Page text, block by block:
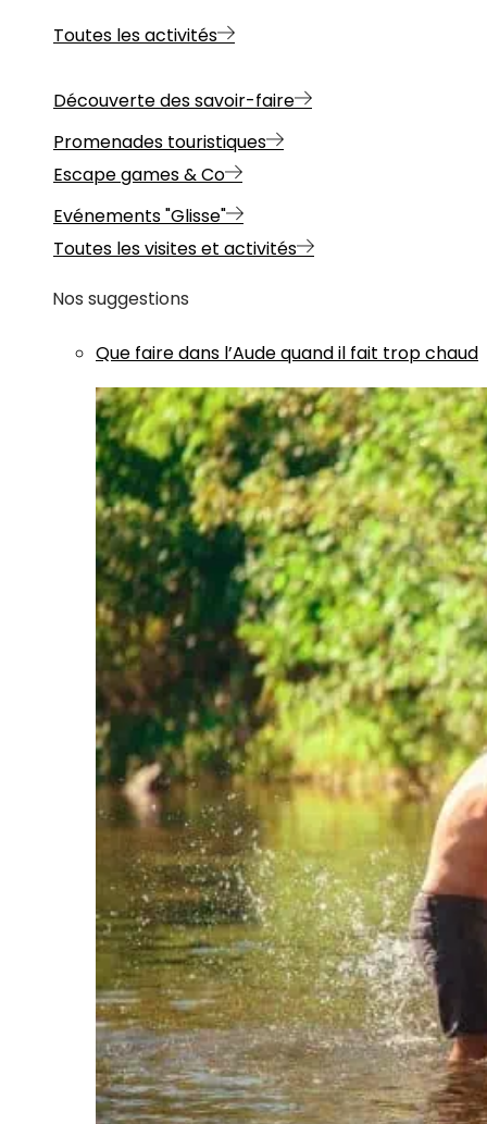
Toutes les activités
Découverte des savoir-faire
Promenades touristiques
Escape games & Co
Evénements "Glisse"
Toutes les visites et activités
Nos suggestions
Que faire dans l’Aude quand il fait trop chaud